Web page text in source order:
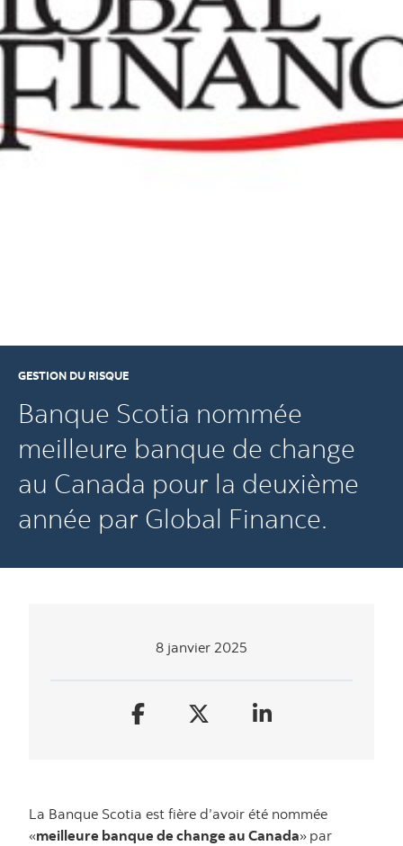
GESTION DU RISQUE
Banque Scotia nommée
meilleure banque de change
au Canada pour la deuxième
année par Global Finance.
8 janvier 2025
La Banque Scotia est fière d’avoir été nommée
«meilleure banque de change au Canada» par